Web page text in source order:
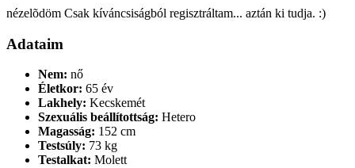
nézelõdöm Csak kíváncsiságból regisztráltam... aztán ki tudja. :)
Adataim
Nem: nő
Életkor: 65 év
Lakhely: Kecskemét
Szexuális beállítottság: Hetero
Magasság: 152 cm
Testsúly: 73 kg
Testalkat: Molett